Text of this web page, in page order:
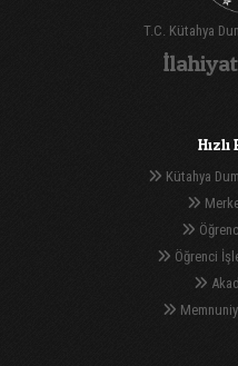
T.C. Kütahya
Kütahya
Öğrenci